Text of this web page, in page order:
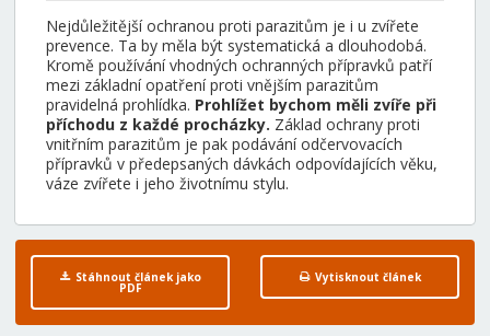
Nejdůležitější ochranou proti parazitům je i u zvířete
prevence. Ta by měla být systematická a dlouhodobá.
Kromě používání vhodných ochranných přípravků patří
mezi základní opatření proti vnějším parazitům
pravidelná prohlídka. Prohlížet bychom měli zvíře při
příchodu z každé procházky. Základ ochrany proti
vnitřním parazitům je pak podávání odčervovacích
přípravků v předepsaných dávkách odpovídajících věku,
váze zvířete i jeho životnímu stylu.
Stáhnout článek jako
PDF
Vytisknout článek